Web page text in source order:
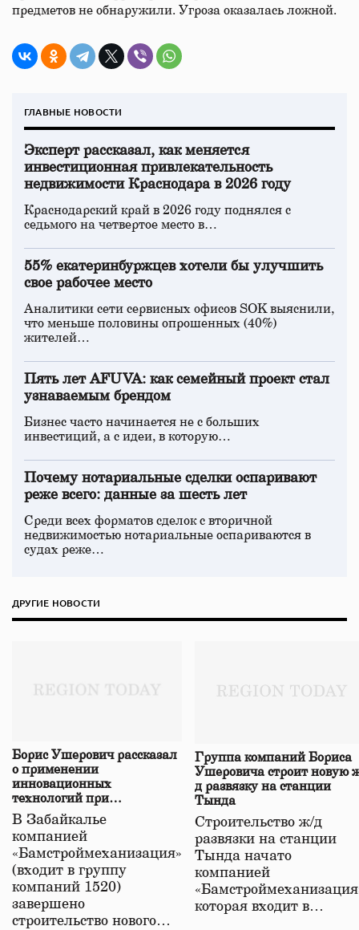
предметов не обнаружили. Угроза оказалась ложной.
ГЛАВНЫЕ НОВОСТИ
Эксперт рассказал, как меняется
инвестиционная привлекательность
недвижимости Краснодара в 2026 году
Краснодарский край в 2026 году поднялся с
седьмого на четвертое место в…
55% екатеринбуржцев хотели бы улучшить
свое рабочее место
Аналитики сети сервисных офисов SOK выяснили,
что меньше половины опрошенных (40%)
жителей…
Пять лет AFUVA: как семейный проект стал
узнаваемым брендом
Бизнес часто начинается не с больших
инвестиций, а с идеи, в которую…
Почему нотариальные сделки оспаривают
реже всего: данные за шесть лет
Среди всех форматов сделок с вторичной
недвижимостью нотариальные оспариваются в
судах реже…
ДРУГИЕ НОВОСТИ
Борис Ушерович рассказал
о применении
инновационных
технологий при
строительстве нового моста
в Забайкалье
В Забайкалье
компанией
«Бамстроймеханизация»
(входит в группу
компаний 1520)
завершено
строительство нового…
Группа компаний Бориса
Ушеровича строит новую
д развязку на станции
Тында
Строительство ж/д
развязки на станции
Тында начато
компанией
которая входит в…